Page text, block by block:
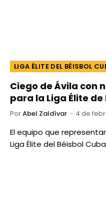
LIGA ÉLITE DEL BÉISBOL
Ciego de Ávila con
para la Liga Élite
PorAbel Zaldívar 4 de
El equipo que
Liga Élite del Béisbol